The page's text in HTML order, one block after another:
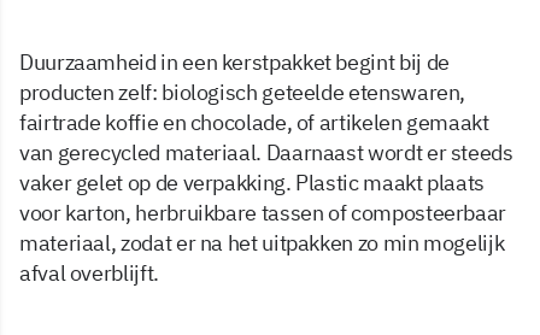
Duurzaamheid in een kerstpakket begint bij de
producten zelf: biologisch geteelde etenswaren,
fairtrade koffie en chocolade, of artikelen gemaakt
van gerecycled materiaal. Daarnaast wordt er steeds
vaker gelet op de verpakking. Plastic maakt plaats
voor karton, herbruikbare tassen of composteerbaar
materiaal, zodat er na het uitpakken zo min mogelijk
afval overblijft.